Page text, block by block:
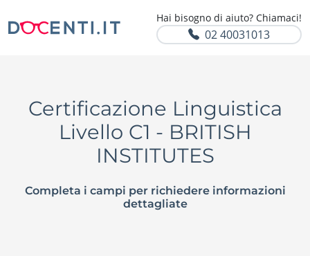
Hai bisogno di aiuto? Chiamaci!
02 40031013
Certificazione Linguistica
Livello C1 - BRITISH
INSTITUTES
Completa i campi per richiedere informazioni
dettagliate